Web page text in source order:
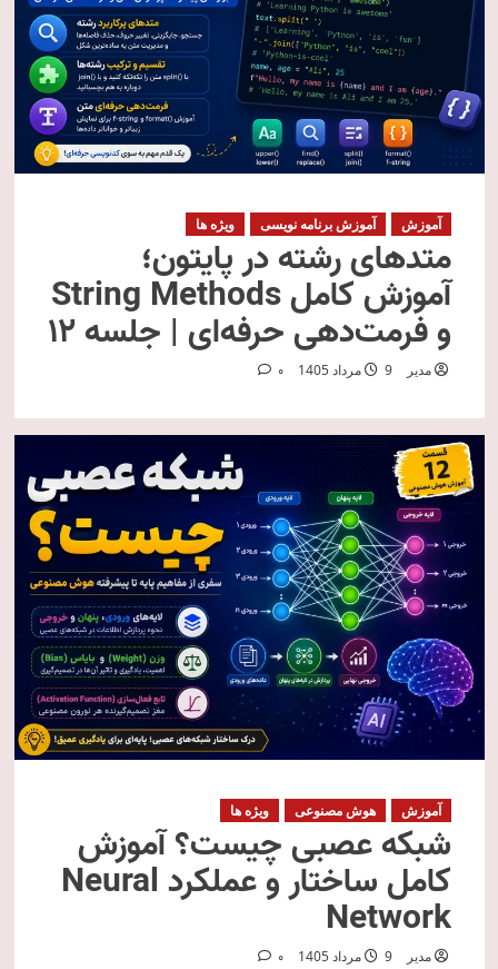
آموزش آموزش برنامه نویسی ویژه ها
متدهای رشته در پایتون؛
آموزش کامل String Methods
و فرمت‌دهی حرفه‌ای | جلسه ۱۲
مدیر 9 مرداد 1405 0
آموزش هوش مصنوعی ویژه ها
شبکه عصبی چیست؟ آموزش
کامل ساختار و عملکرد Neural
Network
مدیر 9 مرداد 1405 0